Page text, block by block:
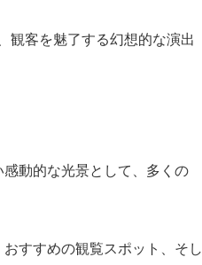
観客を魅了する幻想的な演出
動的な光景として、多くの
すすめの観覧スポット、そし